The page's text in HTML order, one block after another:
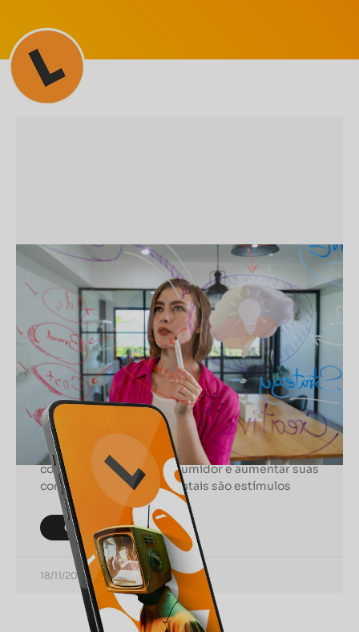
SEM CATEGORIA
Gatilhos Mentais no Marketing:
Estratégias para Aumentar Suas
Conversões
No marketing, entender e aplicar gatilhos
mentais pode ser a chave para influenciar o
comportamento do consumidor e aumentar suas
conversões. Gatilhos mentais são estímulos
CONTINUAR LENDO
18/11/2024